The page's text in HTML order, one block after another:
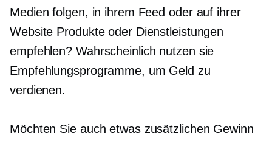
Medien folgen, in ihrem Feed oder auf ihrer
Website Produkte oder Dienstleistungen
empfehlen? Wahrscheinlich nutzen sie
Empfehlungsprogramme, um Geld zu
verdienen.
Möchten Sie auch etwas zusätzlichen Gewinn